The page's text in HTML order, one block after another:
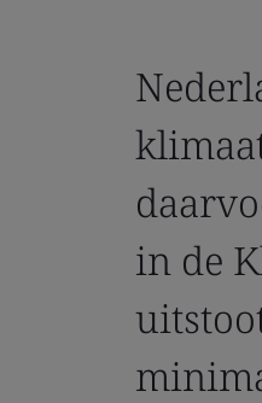
in de